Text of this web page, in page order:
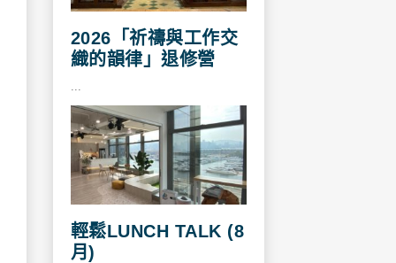
2026「祈禱與工作交
織的韻律」退修營
輕鬆LUNCH TALK (8
月)